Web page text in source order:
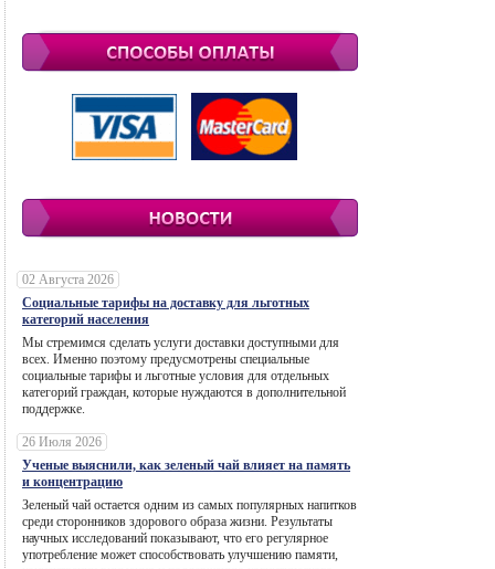
02 Августа 2026
Социальные тарифы на доставку для льготных
категорий населения
Мы стремимся сделать услуги доставки доступными для
всех. Именно поэтому предусмотрены специальные
социальные тарифы и льготные условия для отдельных
категорий граждан, которые нуждаются в дополнительной
поддержке.
26 Июля 2026
Ученые выяснили, как зеленый чай влияет на память
и концентрацию
Зеленый чай остается одним из самых популярных напитков
среди сторонников здорового образа жизни. Результаты
научных исследований показывают, что его регулярное
употребление может способствовать улучшению памяти,